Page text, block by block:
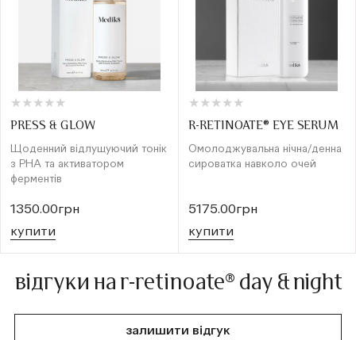
★
★ ★
★ ★
★ ★
★ ★
★
PRESS & GLOW
Щоденний відлущуючий тонік
з РНА та активатором
ферментів
1350.00грн
купити
★
★ ★
★ ★
★ ★
★ ★
★
R-RETINOATE® EYE SERUM
Омолоджувальна нічна/денна
сироватка навколо очей
5175.00грн
купити
відгуки на r-retinoate® day & night
залишити відгук